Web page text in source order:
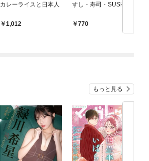
カレーライスと日本人
1,012
すし・寿司・SUSHI
770
もっと見る